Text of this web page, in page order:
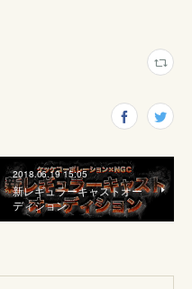
2018.06.19 15:05
新レギュラーキャストオー
ディション